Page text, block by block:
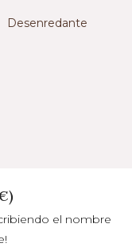
Desenredante
el nombre